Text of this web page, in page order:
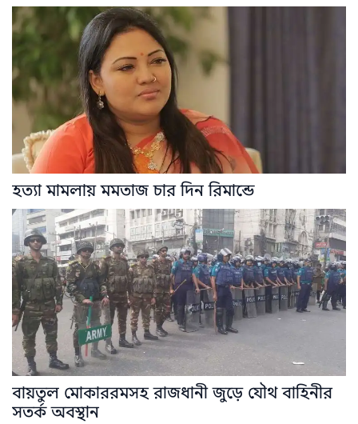
হত্যা মামলায় মমতাজ চার দিন রিমান্ডে
বায়তুল মোকাররমসহ রাজধানী জুড়ে যৌথ বাহিনীর
সতর্ক অবস্থান